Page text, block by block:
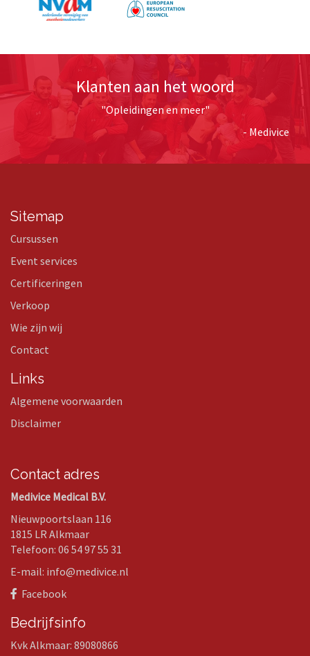
Klanten aan het woord
"Opleidingen en meer"
- Medivice
Sitemap
Cursussen
Event services
Certificeringen
Verkoop
Wie zijn wij
Contact
Links
Algemene voorwaarden
Disclaimer
Contact adres
Medivice Medical B.V.
Nieuwpoortslaan 116
1815 LR Alkmaar
Telefoon: 06 54 97 55 31
E-mail: info@medivice.nl
Facebook
Bedrijfsinfo
Kvk Alkmaar: 89080866